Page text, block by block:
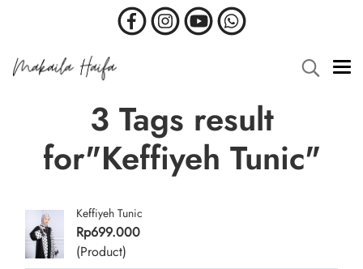
3 Tags result
for"Keffiyeh Tunic"
Keffiyeh Tunic
Rp699.000
(Product)